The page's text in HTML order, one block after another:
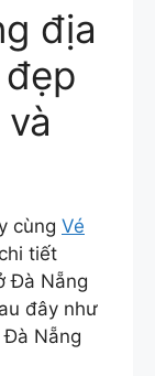
địa
cùng Vé
tiết
Đà Nẵng
đây như
Nẵng